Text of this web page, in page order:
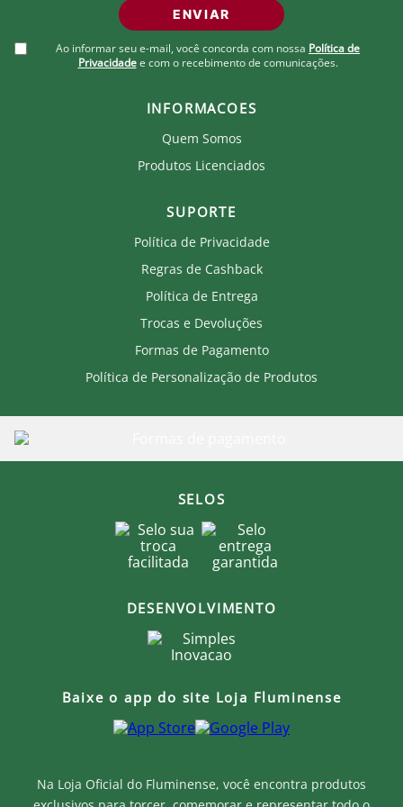
ENVIAR
Ao informar seu e-mail, você concorda com nossa Política de
Privacidade e com o recebimento de comunicações.
Na Loja Oficial do Fluminense, você encontra produtos
INFORMACOES
Quem Somos
Produtos Licenciados
SUPORTE
Política de Privacidade
Regras de Cashback
Política de Entrega
Trocas e Devoluções
Formas de Pagamento
Política de Personalização de Produtos
SELOS
DESENVOLVIMENTO
Baixe o app do site Loja Fluminense